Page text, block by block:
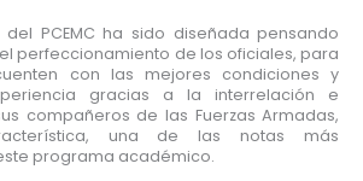
PCEMC ha sido diseñada pensando
perfeccionamiento de los oficiales, para
con las mejores condiciones y
gracias a la interrelación e
compañeros de las Fuerzas Armadas,
una de las notas más
programa académico.